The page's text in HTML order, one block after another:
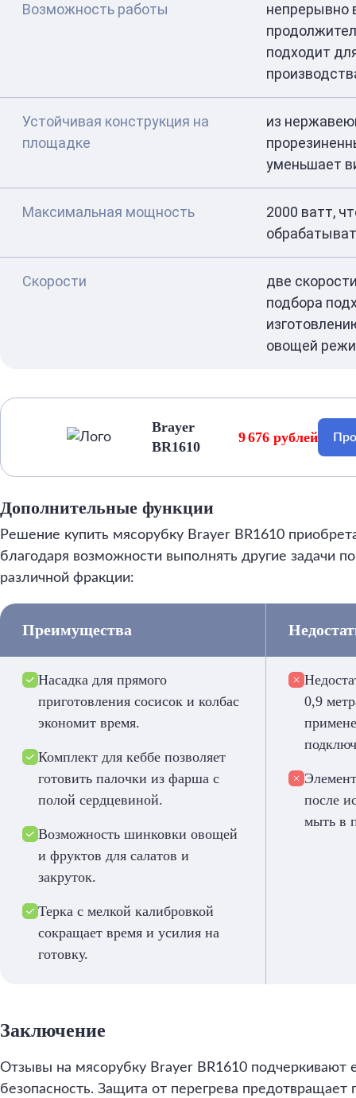
Возможность работы
непрерывно
подходит
Устойчивая конструкция на
площадке
из
уменьшает
Максимальная мощность
2000 ватт,
Скорости
две
подбора
овощей
Brayer
BR1610
9 676 рублей
Дополнительные функции
Решение купить мясорубку Brayer BR1610
благодаря возможности выполнять другие задачи
различной фракции:
Преимущества
Насадка для прямого
приготовления сосисок и колбас
экономит время.
Комплект для кеббе позволяет
готовить палочки из фарша с
полой сердцевиной.
Возможность шинковки овощей
и фруктов для салатов и
закруток.
Терка с мелкой калибровкой
сокращает время и усилия на
готовку.
0,9
после
мыть в
Заключение
Отзывы на мясорубку Brayer BR1610 подчеркивают
безопасность. Защита от перегрева